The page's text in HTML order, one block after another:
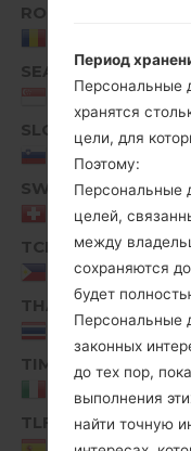
ROM
SEA
Singapore
SLO
Slovenia
SWS
Switzerland
TCI
Philippines
THA
Thailand
TIM
Italy
TLF
Период
Персональные
хранятся
цели, для
Поэтому:
Персональные
целей,
между
сохраняются
будет
Персональные
законных
до тех пор,
выполнения
найти точную